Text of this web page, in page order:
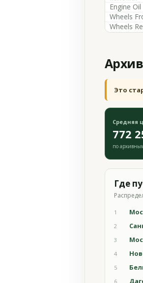
Engine Oil
Wheels
Wheels
Это
Средняя
772
по
Где
1
2
3
4
5
6